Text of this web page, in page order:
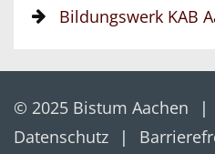
Bildungswerk KAB
© 2025 Bistum Aachen
Datenschutz